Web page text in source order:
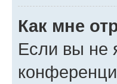
Как мне
Если вы не